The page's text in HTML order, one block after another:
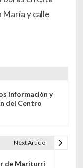
María y calle
información y
del Centro
Next Article
de Mariturri